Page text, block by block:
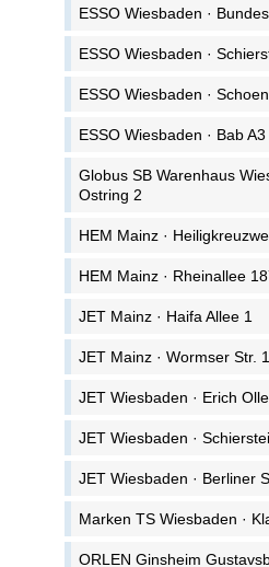
ESSO Wiesbaden ·
ESSO Wiesbaden ·
ESSO Wiesbaden ·
ESSO Wiesbaden · Bab
Globus SB Warenhaus
Ostring 2
HEM Mainz ·
HEM Mainz · Rheinallee
JET Mainz · Haifa Allee 1
JET Mainz · Wormser Str.
JET Wiesbaden · Erich
JET Wiesbaden ·
JET Wiesbaden · Berliner
Marken TS Wiesbaden ·
ORLEN Ginsheim